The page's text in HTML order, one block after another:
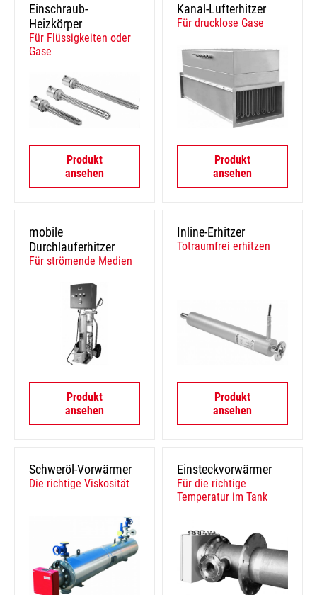
Einschraub-
Heizkörper
Für Flüssigkeiten oder
Gase
Produkt
ansehen
Kanal-Lufterhitzer
Für drucklose Gase
Produkt
ansehen
mobile
Durchlauferhitzer
Für strömende Medien
Produkt
ansehen
Inline-Erhitzer
Totraumfrei erhitzen
Produkt
ansehen
Schweröl-Vorwärmer
Die richtige Viskosität
Einsteckvorwärmer
Für die richtige
Temperatur im Tank